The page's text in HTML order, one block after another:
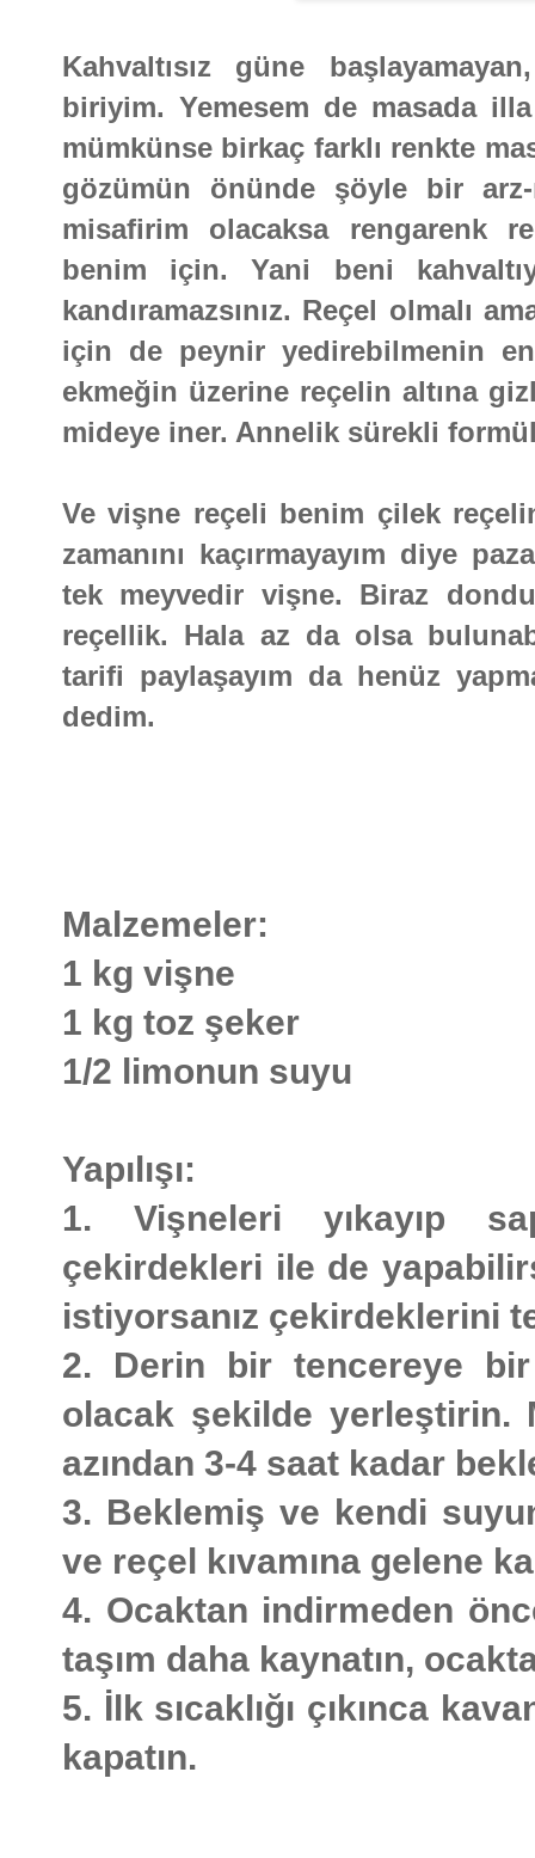
Kahvaltısız güne
biriyim. Yemesem de masada
mümkünse birkaç farklı renkte
gözümün önünde şöyle bir
misafirim olacaksa rengarenk
benim için. Yani beni
kandıramazsınız. Reçel olmalı
için de peynir yedirebilmenin
ekmeğin üzerine reçelin altına
mideye iner. Annelik sürekli
Ve vişne reçeli benim çilek
zamanını kaçırmayayım diye
tek meyvedir vişne. Biraz
reçellik. Hala az da olsa
tarifi paylaşayım da henüz
dedim.
Malzemeler:
1 kg vişne
1 kg toz şeker
1/2 limonun suyu
Yapılışı:
1. Vişneleri yıkayıp
çekirdekleri ile de
istiyorsanız çekirdeklerini
2. Derin bir tencereye
olacak şekilde yerleştirin.
azından 3-4 saat kadar
3. Beklemiş ve kendi
ve reçel kıvamına gelene
4. Ocaktan indirmeden
taşım daha kaynatın,
5. İlk sıcaklığı çıkınca
kapatın.